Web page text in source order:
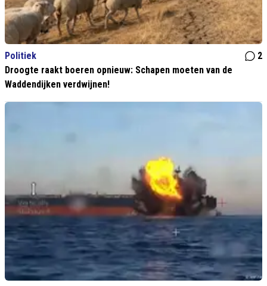
Politiek
2
Droogte raakt boeren opnieuw: Schapen moeten van de
Waddendijken verdwijnen!